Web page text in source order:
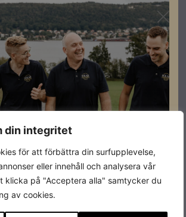
din integritet
för att förbättra din surfupplevelse,
eller innehåll och analysera vår
klicka på "Acceptera alla" samtycker du
av cookies.
MPP-trackers som möjliggör en
av PV-matrisen,
flexibilitet och effektivitet. ASW
växelriktarna har en maximal inström
vilket gör dem till ett fantastiskt val
med hög efterfrågan.
5kW
Blå